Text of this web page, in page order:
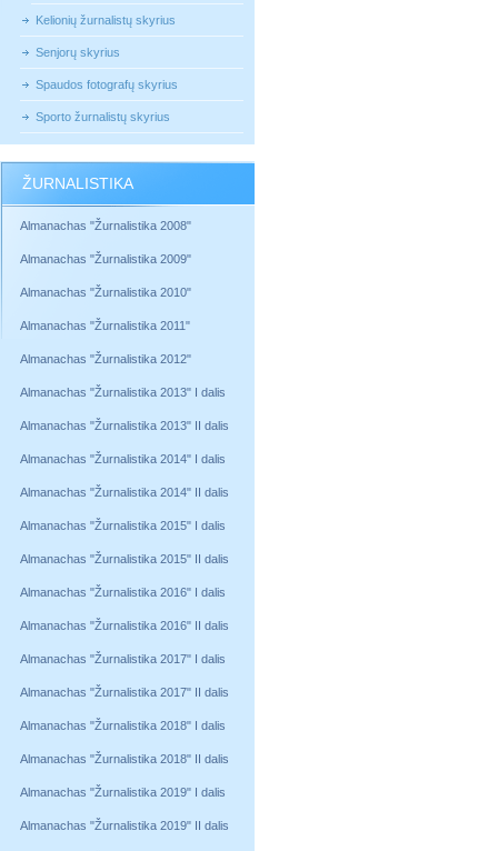
Kelionių žurnalistų skyrius
Senjorų skyrius
Spaudos fotografų skyrius
Sporto žurnalistų skyrius
ŽURNALISTIKA
Almanachas "Žurnalistika 2008"
Almanachas "Žurnalistika 2009"
Almanachas "Žurnalistika 2010"
Almanachas "Žurnalistika 2011"
Almanachas "Žurnalistika 2012"
Almanachas "Žurnalistika 2013" I dalis
Almanachas "Žurnalistika 2013" II dalis
Almanachas "Žurnalistika 2014" I dalis
Almanachas "Žurnalistika 2014" II dalis
Almanachas "Žurnalistika 2015" I dalis
Almanachas "Žurnalistika 2015" II dalis
Almanachas "Žurnalistika 2016" I dalis
Almanachas "Žurnalistika 2016" II dalis
Almanachas "Žurnalistika 2017" I dalis
Almanachas "Žurnalistika 2017" II dalis
Almanachas "Žurnalistika 2018" I dalis
Almanachas "Žurnalistika 2018" II dalis
Almanachas "Žurnalistika 2019" I dalis
Almanachas "Žurnalistika 2019" II dalis